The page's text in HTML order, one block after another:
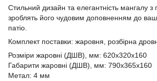
Стильний дизайн та елегантність мангалу
зроблять його чудовим доповненням до
патіо.
Комплект поставки: жаровня, розбірна
Розміри жаровні (ДШВ), мм: 620х320х160
Габарити жаровні (ДШВ), мм: 790х365х160
Метал: 4 мм